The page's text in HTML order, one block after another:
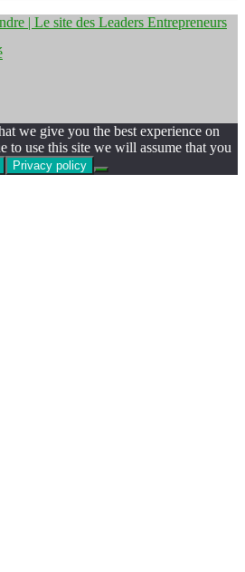
| Le site des Leaders Entrepreneurs
we give you the best experience on
to use this site we will assume that you
Privacy policy